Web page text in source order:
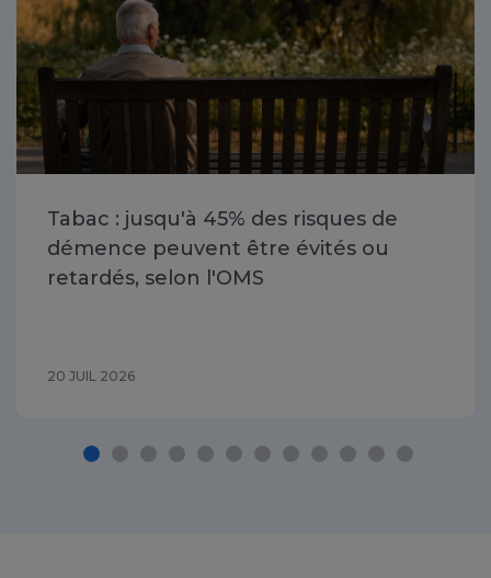
Tabac : jusqu'à 45% des risques de
démence peuvent être évités ou
retardés, selon l'OMS
20 JUIL 2026